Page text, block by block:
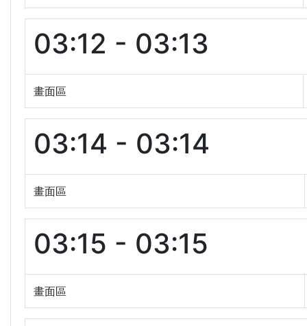
03:12 - 03:13
畫面區
03:14 - 03:14
畫面區
03:15 - 03:15
畫面區